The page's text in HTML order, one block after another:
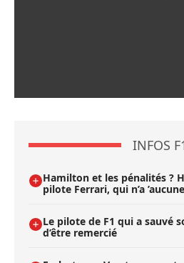
INFOS
Hamilton et les pénalités ?
pilote Ferrari, qui n’a
Le pilote de F1 qui a sauvé
d’être remercié